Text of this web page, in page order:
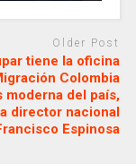
Older Post
tiene la oficina
Colombia
moderna del país,
director nacional
Espinosa